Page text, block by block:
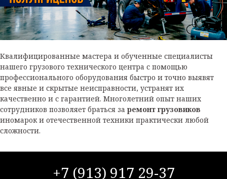
Квалифицированные мастера и обученные специалисты
нашего грузового технического центра с помощью
профессионального оборудования быстро и точно выявят
все явные и скрытые неисправности, устранят их
качественно и с гарантией. Многолетний опыт наших
сотрудников позволяет браться заремонт грузовиков
иномарок и отечественной техники практически любой
сложности.
+7 (913) 917 29-37